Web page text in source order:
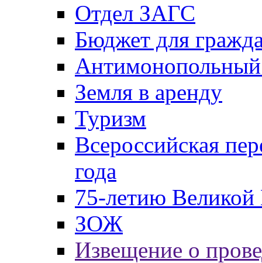
Отдел ЗАГС
Бюджет для
Антимонопольный
Земля в аренду
Туризм
Всероссийская
года
75-летию
ЗОЖ
Извещение о